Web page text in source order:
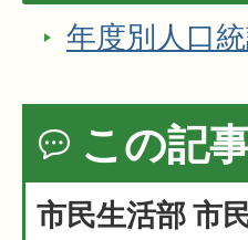
年度別人口
この記
市民生活部 市